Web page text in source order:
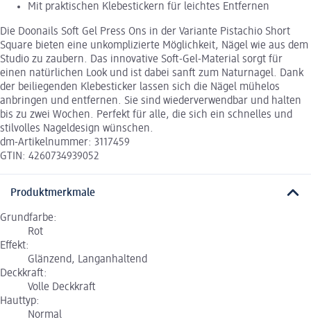
Mit praktischen Klebestickern für leichtes Entfernen
Die Doonails Soft Gel Press Ons in der Variante Pistachio Short
Square bieten eine unkomplizierte Möglichkeit, Nägel wie aus dem
Studio zu zaubern. Das innovative Soft-Gel-Material sorgt für
einen natürlichen Look und ist dabei sanft zum Naturnagel. Dank
der beiliegenden Klebesticker lassen sich die Nägel mühelos
anbringen und entfernen. Sie sind wiederverwendbar und halten
bis zu zwei Wochen. Perfekt für alle, die sich ein schnelles und
stilvolles Nageldesign wünschen.
dm-Artikelnummer: 3117459
GTIN: 4260734939052
Produktmerkmale
Grundfarbe:
Rot
Effekt:
Glänzend, Langanhaltend
Deckkraft:
Volle Deckkraft
Hauttyp:
Normal